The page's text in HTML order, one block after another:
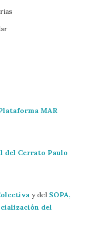
MAR
del Cerrato Paulo
y del SOPA,
del